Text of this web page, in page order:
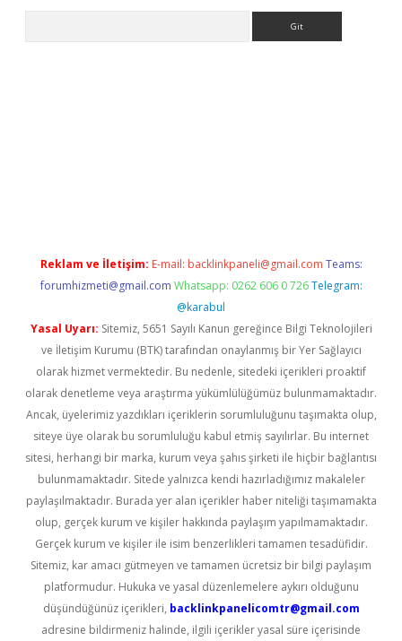
Reklam ve İletişim: E-mail: backlinkpaneli@gmail.com Teams:
forumhizmeti@gmail.com Whatsapp: 0262 606 0 726 Telegram:
@karabul
Yasal Uyarı: Sitemiz, 5651 Sayılı Kanun gereğince Bilgi Teknolojileri
ve İletişim Kurumu (BTK) tarafından onaylanmış bir Yer Sağlayıcı
olarak hizmet vermektedir. Bu nedenle, sitedeki içerikleri proaktif
olarak denetleme veya araştırma yükümlülüğümüz bulunmamaktadır.
Ancak, üyelerimiz yazdıkları içeriklerin sorumluluğunu taşımakta olup,
siteye üye olarak bu sorumluluğu kabul etmiş sayılırlar. Bu internet
sitesi, herhangi bir marka, kurum veya şahıs şirketi ile hiçbir bağlantısı
bulunmamaktadır. Sitede yalnızca kendi hazırladığımız makaleler
paylaşılmaktadır. Burada yer alan içerikler haber niteliği taşımamakta
olup, gerçek kurum ve kişiler hakkında paylaşım yapılmamaktadır.
Gerçek kurum ve kişiler ile isim benzerlikleri tamamen tesadüfidir.
Sitemiz, kar amacı gütmeyen ve tamamen ücretsiz bir bilgi paylaşım
platformudur. Hukuka ve yasal düzenlemelere aykırı olduğunu
düşündüğünüz içerikleri, backlinkpanelicomtr@gmail.com
adresine bildirmeniz halinde, ilgili içerikler yasal süre içerisinde